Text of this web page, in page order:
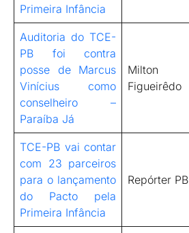
Primeira Infância
Auditoria do TCE-
PB foi contra
posse de Marcus
Vinícius como
conselheiro –
Paraíba Já
Milton
Figueirêdo
TCE-PB vai contar
com 23 parceiros
para o lançamento
do Pacto pela
Primeira Infância
Repórter PB